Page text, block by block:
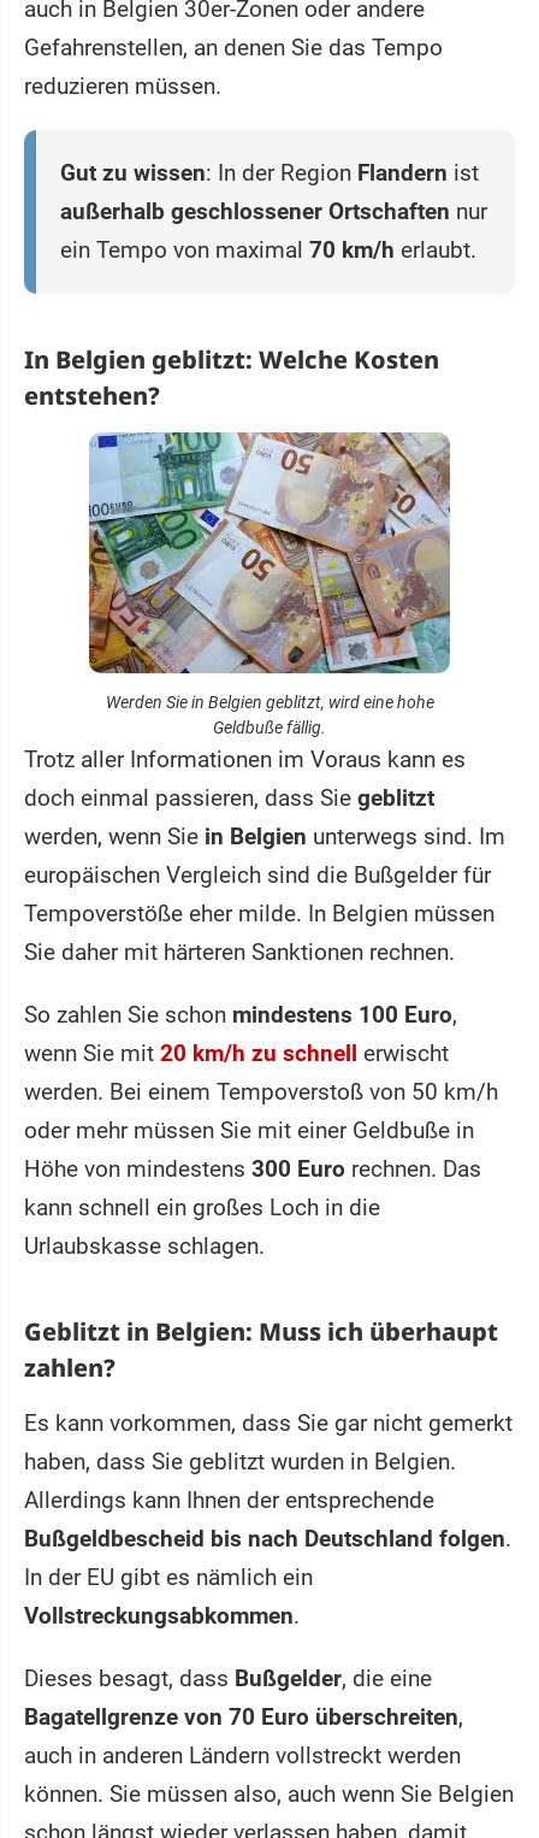
auch in Belgien 30er-Zonen oder andere
Gefahrenstellen, an denen Sie das Tempo
reduzieren müssen.
Gut zu wissen: In der Region Flandern ist
außerhalb geschlossener Ortschaften nur
ein Tempo von maximal 70 km/h erlaubt.
In Belgien geblitzt: Welche Kosten
entstehen?
Werden Sie in Belgien geblitzt, wird eine hohe
Geldbuße fällig.
Trotz aller Informationen im Voraus kann es
doch einmal passieren, dass Sie geblitzt
werden, wenn Sie in Belgien unterwegs sind. Im
europäischen Vergleich sind die Bußgelder für
Tempoverstöße eher milde. In Belgien müssen
Sie daher mit härteren Sanktionen rechnen.
So zahlen Sie schon mindestens 100 Euro,
wenn Sie mit 20 km/h zu schnell erwischt
werden. Bei einem Tempoverstoß von 50 km/h
oder mehr müssen Sie mit einer Geldbuße in
Höhe von mindestens 300 Euro rechnen. Das
kann schnell ein großes Loch in die
Urlaubskasse schlagen.
Geblitzt in Belgien: Muss ich überhaupt
zahlen?
Es kann vorkommen, dass Sie gar nicht gemerkt
haben, dass Sie geblitzt wurden in Belgien.
Allerdings kann Ihnen der entsprechende
Bußgeldbescheid bis nach Deutschland folgen.
In der EU gibt es nämlich ein
Vollstreckungsabkommen.
Dieses besagt, dass Bußgelder, die eine
Bagatellgrenze von 70 Euro überschreiten,
auch in anderen Ländern vollstreckt werden
können. Sie müssen also, auch wenn Sie Belgien
schon längst wieder verlassen haben, damit